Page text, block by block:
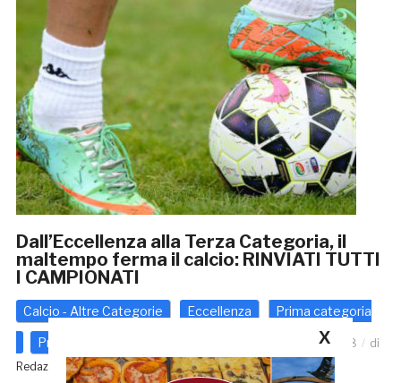
Dall’Eccellenza alla Terza Categoria, il
maltempo ferma il calcio: RINVIATI TUTTI
I CAMPIONATI
Calcio - Altre Categorie Eccellenza Prima categoria
Promozione 23 Febbraio 2018
di
Redazione GRB
X